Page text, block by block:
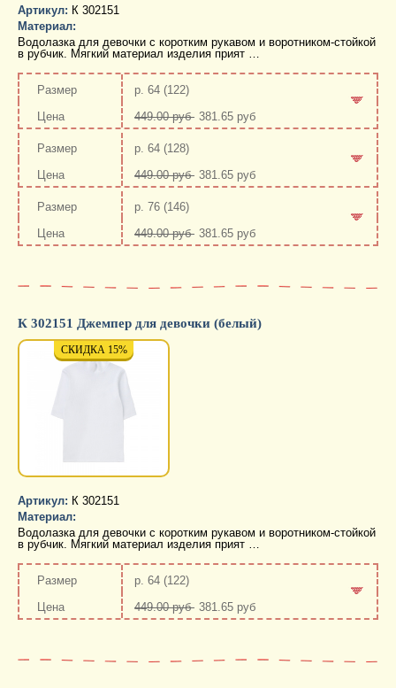
Артикул: К 302151
Материал:
Водолазка для девочки с коротким рукавом и воротником-стойкой
в рубчик. Мягкий материал изделия прият …
р. 64 (122)
449.00 руб 381.65 руб
-р. 64 (128)
449.00 руб 381.65 руб
-р. 76 (146)
449.00 руб 381.65 руб
К 302151 Джемпер для девочки (белый)
СКИДКА 15%
Артикул: К 302151
Материал:
Водолазка для девочки с коротким рукавом и воротником-стойкой
в рубчик. Мягкий материал изделия прият …
р. 64 (122)
449.00 руб 381.65 руб